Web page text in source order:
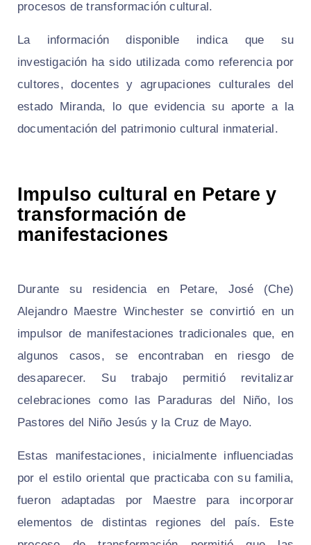
procesos de transformación cultural.
La información disponible indica que su
investigación ha sido utilizada como referencia por
cultores, docentes y agrupaciones culturales del
estado Miranda, lo que evidencia su aporte a la
documentación del patrimonio cultural inmaterial.
Impulso cultural en Petare y
transformación de
manifestaciones
Durante su residencia en Petare, José (Che)
Alejandro Maestre Winchester se convirtió en un
impulsor de manifestaciones tradicionales que, en
algunos casos, se encontraban en riesgo de
desaparecer. Su trabajo permitió revitalizar
celebraciones como las Paraduras del Niño, los
Pastores del Niño Jesús y la Cruz de Mayo.
Estas manifestaciones, inicialmente influenciadas
por el estilo oriental que practicaba con su familia,
fueron adaptadas por Maestre para incorporar
elementos de distintas regiones del país. Este